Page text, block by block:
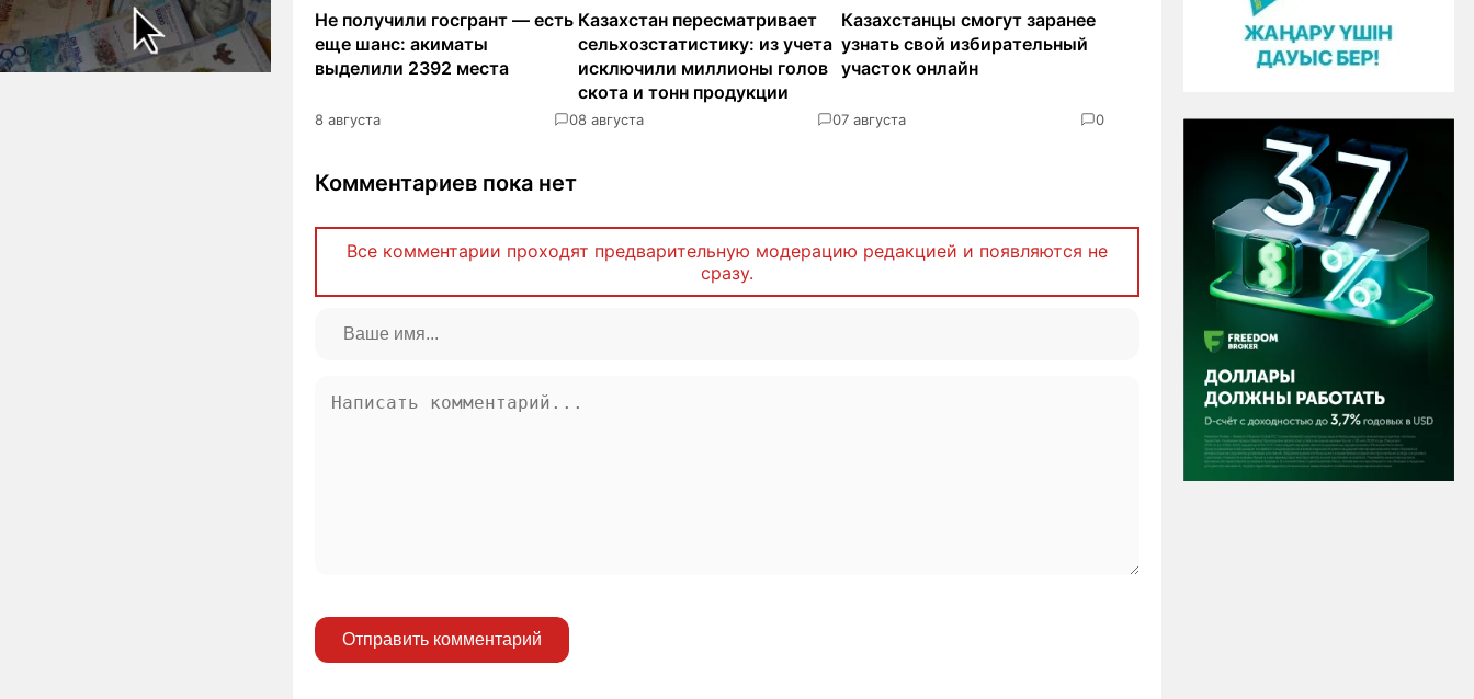
Не получили госгрант — есть
еще шанс: акиматы
выделили 2392 места
8 августа 0
Казахстан пересматривает
сельхозстатистику: из учета
исключили миллионы голов
скота и тонн продукции
8 августа 0
Казахстанцы смогут заранее
узнать свой избирательный
участок онлайн
7 августа 0
Комментариев пока нет
Все комментарии проходят предварительную модерацию редакцией и появляются не
сразу.
Отправить комментарий